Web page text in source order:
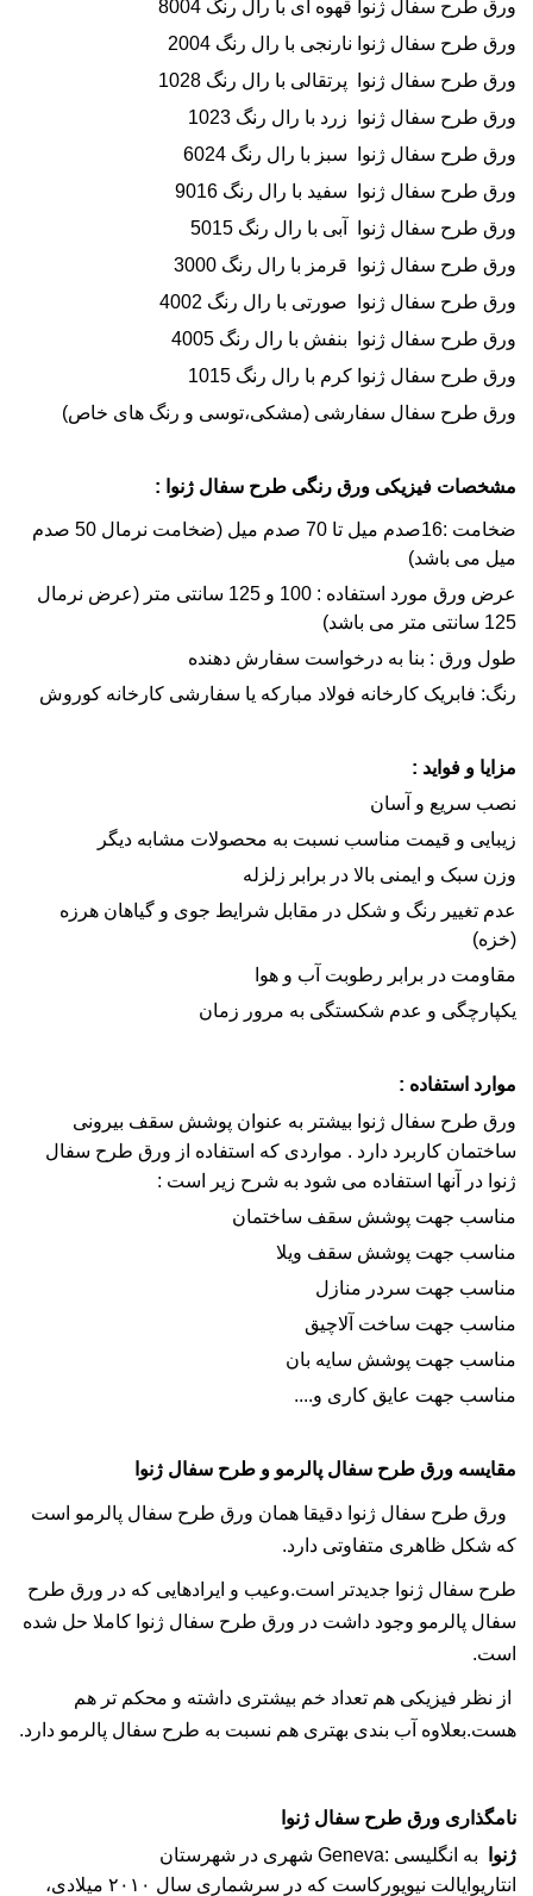
ورق طرح سفال ژنوا قهوه ای با رال رنگ 8004
ورق طرح سفال ژنوا نارنجی با رال رنگ 2004
ورق طرح سفال ژنوا پرتقالی با رال رنگ 1028
ورق طرح سفال ژنوا زرد با رال رنگ 1023
ورق طرح سفال ژنوا سبز با رال رنگ 6024
ورق طرح سفال ژنوا سفید با رال رنگ 9016
ورق طرح سفال ژنوا آبی با رال رنگ 5015
ورق طرح سفال ژنوا قرمز با رال رنگ 3000
ورق طرح سفال ژنوا صورتی با رال رنگ 4002
ورق طرح سفال ژنوا بنفش با رال رنگ 4005
ورق طرح سفال ژنوا کرم با رال رنگ 1015
ورق طرح سفال سفارشی (مشکی،توسی و رنگ های خاص)
مشخصات فیزیکی ورق رنگی طرح سفال ژنوا :
ضخامت :16صدم میل تا 70 صدم میل (ضخامت نرمال 50 صدم
میل می باشد)
عرض ورق مورد استفاده : 100 و 125 سانتی متر (عرض نرمال
125 سانتی متر می باشد)
طول ورق : بنا به درخواست سفارش دهنده
رنگ: فابریک کارخانه فولاد مبارکه یا سفارشی کارخانه کوروش
مزایا و فواید :
نصب سریع و آسان
زیبایی و قیمت مناسب نسبت به محصولات مشابه دیگر
وزن سبک و ایمنی بالا در برابر زلزله
عدم تغییر رنگ و شکل در مقابل شرایط جوی و گیاهان هرزه
(خزه)
مقاومت در برابر رطوبت آب و هوا
یکپارچگی و عدم شکستگی به مرور زمان
موارد استفاده :
ورق طرح سفال ژنوا بیشتر به عنوان پوشش سقف بیرونی
ساختمان کاربرد دارد . مواردی که استفاده از ورق طرح سفال
ژنوا در آنها استفاده می شود به شرح زیر است :
مناسب جهت پوشش سقف ساختمان
مناسب جهت پوشش سقف ویلا
مناسب جهت سردر منازل
مناسب جهت ساخت آلاچیق
مناسب جهت پوشش سایه بان
مناسب جهت عایق کاری و....
مقایسه ورق طرح سفال پالرمو و طرح سفال ژنوا
ورق طرح سفال ژنوا دقیقا همان ورق طرح سفال پالرمو است
که شکل ظاهری متفاوتی دارد.
طرح سفال ژنوا جدیدتر است.وعیب و ایرادهایی که در ورق طرح
سفال پالرمو وجود داشت در ورق طرح سفال ژنوا کاملا حل شده
است.
از نظر فیزیکی هم تعداد خم بیشتری داشته و محکم تر هم
هست.بعلاوه آب بندی بهتری هم نسبت به طرح سفال پالرمو دارد.
نامگذاری ورق طرح سفال ژنوا
ژنوا
به انگلیسی :
Geneva ‏ شهری در شهرستان
انتاریو ایالت نیویورک
است که در سرشماری سال ۲۰۱۰ میلادی،